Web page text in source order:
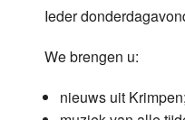
Oude
Ieder
We brengen u:
nieuws uit Krimpen;